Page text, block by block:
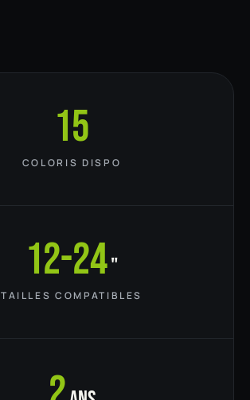
15
COLORIS DISPO
12-24"
TAILLES COMPATIBLES